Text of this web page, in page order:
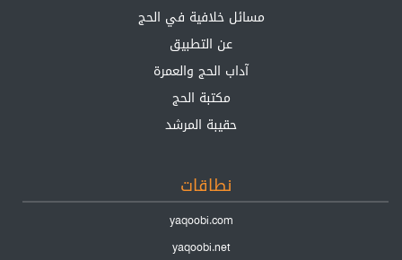
مسائل خلافية في الحج
عن التطبيق
آداب الحج والعمرة
مكتبة الحج
حقيبة المرشد
نطاقات
yaqoobi.com
yaqoobi.net